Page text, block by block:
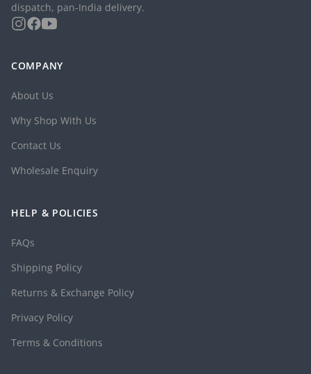
dispatch, pan-India delivery.
COMPANY
About Us
Why Shop With Us
Contact Us
Wholesale Enquiry
HELP & POLICIES
FAQs
Shipping Policy
Returns & Exchange Policy
Privacy Policy
Terms & Conditions